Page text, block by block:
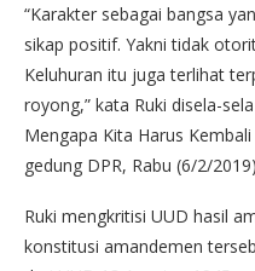
“Karakter sebagai bangsa
sikap positif. Yakni tidak
Keluhuran itu juga terlihat
royong,” kata Ruki disela-
Mengapa Kita Harus
gedung DPR, Rabu (6/2/
Ruki mengkritisi UUD hasil
konstitusi amandemen